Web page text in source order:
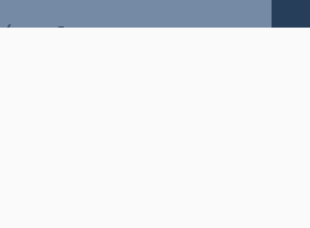
(külső oldalra ugrik)